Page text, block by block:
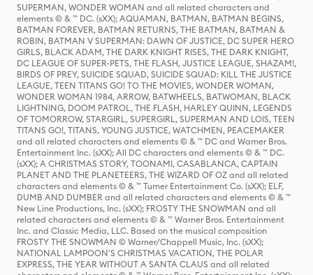
SUPERMAN, WONDER WOMAN and all related characters and
elements © & ™ DC. (sXX); AQUAMAN, BATMAN, BATMAN BEGINS,
BATMAN FOREVER, BATMAN RETURNS, THE BATMAN, BATMAN &
ROBIN, BATMAN V SUPERMAN: DAWN OF JUSTICE, DC SUPER HERO
GIRLS, BLACK ADAM, THE DARK KNIGHT RISES, THE DARK KNIGHT,
DC LEAGUE OF SUPER-PETS, THE FLASH, JUSTICE LEAGUE, SHAZAM!,
BIRDS OF PREY, SUICIDE SQUAD, SUICIDE SQUAD: KILL THE JUSTICE
LEAGUE, TEEN TITANS GO! TO THE MOVIES, WONDER WOMAN,
WONDER WOMAN 1984, ARROW, BATWHEELS, BATWOMAN, BLACK
LIGHTNING, DOOM PATROL, THE FLASH, HARLEY QUINN, LEGENDS
OF TOMORROW, STARGIRL, SUPERGIRL, SUPERMAN AND LOIS, TEEN
TITANS GO!, TITANS, YOUNG JUSTICE, WATCHMEN, PEACEMAKER
and all related characters and elements © & ™ DC and Warner Bros.
Entertainment Inc. (sXX); All DC characters and elements © & ™ DC.
(sXX); A CHRISTMAS STORY, TOONAMI, CASABLANCA, CAPTAIN
PLANET AND THE PLANETEERS, THE WIZARD OF OZ and all related
characters and elements © & ™ Turner Entertainment Co. (sXX); ELF,
DUMB AND DUMBER and all related characters and elements © & ™
New Line Productions, Inc. (sXX); FROSTY THE SNOWMAN and all
related characters and elements © & ™ Warner Bros. Entertainment
Inc. and Classic Media, LLC. Based on the musical composition
FROSTY THE SNOWMAN © Warner/Chappell Music, Inc. (sXX);
NATIONAL LAMPOON'S CHRISTMAS VACATION, THE POLAR
EXPRESS, THE YEAR WITHOUT A SANTA CLAUS and all related